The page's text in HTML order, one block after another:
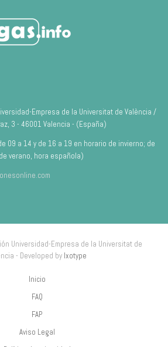
Empresa de la Universitat de València /
3 - 46001 Valencia - (España)
09 a 14 y de 16 a 19 en horario de invierno; de
verano, hora española)
Universidad-Empresa de la Universitat de
- Developed by Ixotype
Inicio
FAQ
FAP
Aviso Legal